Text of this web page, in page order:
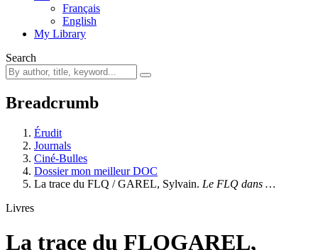
Français
English
My Library
Search
Breadcrumb
Érudit
Journals
Ciné-Bulles
Dossier mon meilleur DOC
La trace du FLQ / GAREL, Sylvain. Le FLQ dans …
Livres
La trace du FLQGAREL,